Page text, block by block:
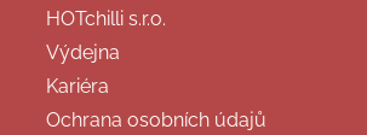
HOTchilli s.r.o.
Výdejna
Kariéra
Ochrana osobních údajů